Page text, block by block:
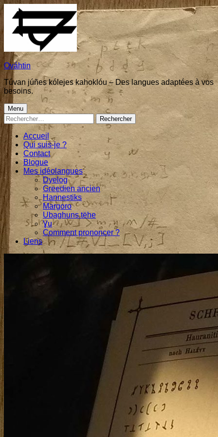
content
Ováhtin
Túvan júñes kólejes kahoklóu – Des langues adaptées à vos
besoins.
Primary
Menu
Menu
Rechercher :
Accueil
Qui suis-je ?
Contact
Blogue
Mes idéolangues
Dyelog
Greedien ancien
Hannestiks
Margoro
Ubaghuns tëhe
Ɣu
Comment prononcer ?
Liens